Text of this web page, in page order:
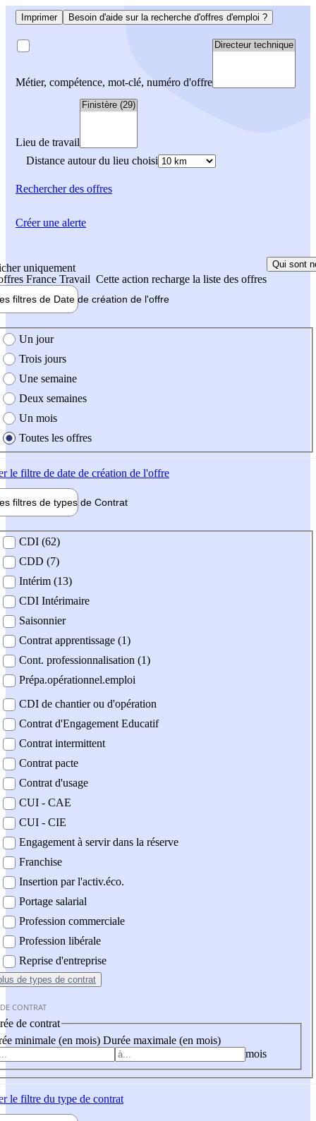
Imprimer Besoin d'aide sur la recherche d'offres d'emploi ?
Métier, compétence, mot-clé, numéro d'offre
Lieu de travail
Distance autour du lieu choisi
Rechercherdes offres
uniquement
France Travail Cette action recharge la liste des offres
Qui sont
filtres de Date de création de l'offre
création de l'offre
Un jour
Trois jours
Une semaine
Deux semaines
Un mois
Toutes les offres
le filtre de date de création de l'offre
filtres de types de Contrat
contrat
CDI (62)
CDD (7)
Intérim (13)
CDI Intérimaire
Saisonnier
Contrat apprentissage (1)
Cont. professionnalisation (1)
Prépa.opérationnel.emploi
CDI de chantier ou d'opération
Contrat d'Engagement Educatif
Contrat intermittent
Contrat pacte
Contrat d'usage
CUI - CAE
CUI - CIE
Engagement à servir dans la réserve
Franchise
Insertion par l'activ.éco.
Portage salarial
Profession commerciale
Profession libérale
Reprise d'entreprise
de types de contrat
CONTRAT
de contrat
minimale (en mois) Durée maximale (en mois)
mois
le filtre du type de contrat
Créer une alerte